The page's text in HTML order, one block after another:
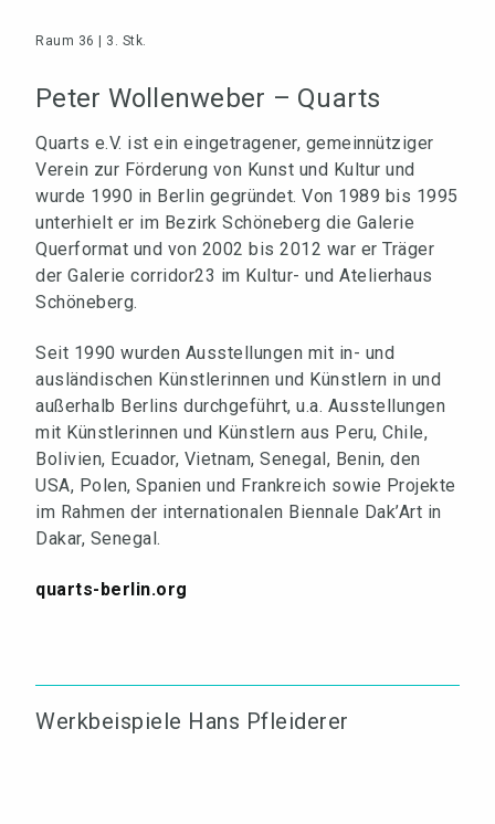
Raum 36 | 3. Stk.
Peter Wollenweber – Quarts
Quarts e.V. ist ein eingetragener, gemeinnütziger
Verein zur Förderung von Kunst und Kultur und
wurde 1990 in Berlin gegründet. Von 1989 bis 1995
unterhielt er im Bezirk Schöneberg die Galerie
Querformat und von 2002 bis 2012 war er Träger
der Galerie corridor23 im Kultur- und Atelierhaus
Schöneberg.
Seit 1990 wurden Ausstellungen mit in- und
ausländischen Künstlerinnen und Künstlern in und
außerhalb Berlins durchgeführt, u.a. Ausstellungen
mit Künstlerinnen und Künstlern aus Peru, Chile,
Bolivien, Ecuador, Vietnam, Senegal, Benin, den
USA, Polen, Spanien und Frankreich sowie Projekte
im Rahmen der internationalen Biennale Dak’Art in
Dakar, Senegal.
quarts-berlin.org
Werkbeispiele Hans Pfleiderer